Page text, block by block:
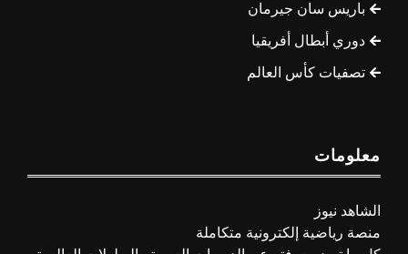
باريس سان جيرمان
دوري أبطال أفريقيا
تصفيات كأس العالم
معلومات
الشاهد نيوز
منصة رياضية إلكترونية متكاملة